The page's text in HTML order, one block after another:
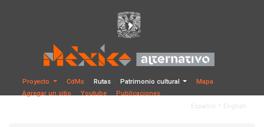
Proyecto CdMx Rutas Patrimonio cultural
Mapa
Agregar un sitio
Youtube
Publicaciones